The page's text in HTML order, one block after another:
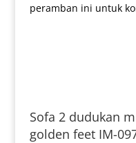
peramban ini untuk
Sofa 2 dudukan
golden feet IM-